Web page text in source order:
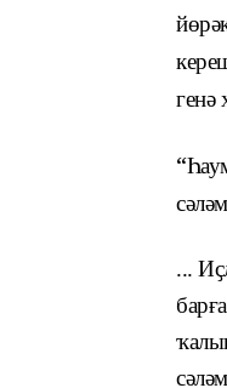
генә
“
...